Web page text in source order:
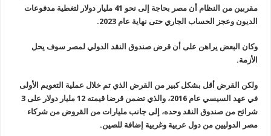
مقربين من النظام أن مصر بحاجة إلى نحو 41 مليار دولار لتغطية مدفوعات
الديون وعجز الحساب الجاري حتى نهاية عام 2023.
وكان البعض يراهن على أن قرض صندوق النقد الدولي لمصر سوف يحل
الأزمة.
ولكن القرض أقل بشكل كبير من القرض الذي تم خلال عملية التعويم الأولى
في عهد السيسي عام 2016، والذي تضمن قرضا قيمته 12 مليار دولار على 3
شرائح من صندوق النقد وحده، إلى جانب مليارات من القروض من شركاء
مصر الدوليين من دول عربية وغربية إضافة للصين.